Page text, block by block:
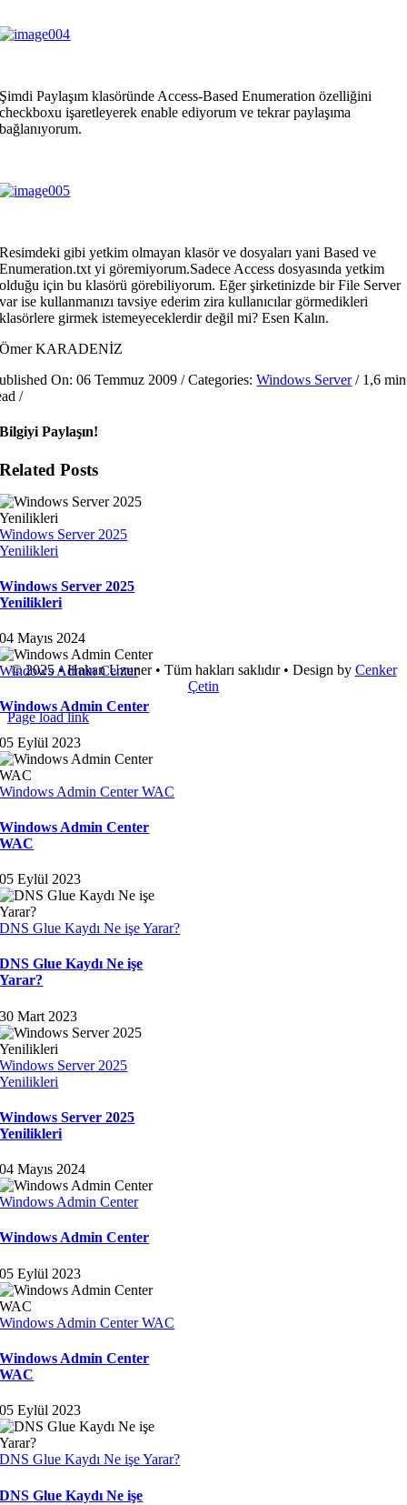
Şimdi Paylaşım klasöründe Access-Based Enumeration özelliğini
checkboxu işaretleyerek enable ediyorum ve tekrar paylaşıma
bağlanıyorum.
Resimdeki gibi yetkim olmayan klasör ve dosyaları yani Based ve
Enumeration.txt yi göremiyorum.Sadece Access dosyasında yetkim
olduğu için bu klasörü görebiliyorum. Eğer şirketinizde bir File Server
var ise kullanmanızı tavsiye ederim zira kullanıcılar görmedikleri
klasörlere girmek istemeyeceklerdir değil mi? Esen Kalın.
Ömer KARADENİZ
On: 06 Temmuz 2009 /Categories:Windows Server/ 1,6 min
/
Bilgiyi Paylaşın!
Related Posts
Windows Server 2025
Yenilikleri
Windows Server 2025
Yenilikleri
04 Mayıs 2024
Windows Admin Center
Windows Admin Center
05 Eylül 2023
Windows Admin Center WAC
Windows Admin Center
WAC
05 Eylül 2023
DNS Glue Kaydı Ne işe Yarar?
DNS Glue Kaydı Ne işe
Yarar?
30 Mart 2023
Windows Server 2025
Yenilikleri
Windows Server 2025
Yenilikleri
04 Mayıs 2024
Windows Admin Center
Windows Admin Center
05 Eylül 2023
Windows Admin Center WAC
Windows Admin Center
WAC
05 Eylül 2023
DNS Glue Kaydı Ne işe Yarar?
DNS Glue Kaydı Ne işe
© 2025 • Hakan Uzuner • Tüm hakları saklıdır • Design by Cenker
Çetin
Page load link
to
Top